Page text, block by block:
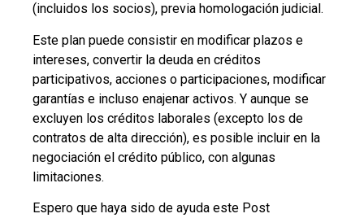
(incluidos los socios), previa homologación judicial.
Este plan puede consistir en modificar plazos e
intereses, convertir la deuda en créditos
participativos, acciones o participaciones, modificar
garantías e incluso enajenar activos. Y aunque se
excluyen los créditos laborales (excepto los de
contratos de alta dirección), es posible incluir en la
negociación el crédito público, con algunas
limitaciones.
Espero que haya sido de ayuda este Post